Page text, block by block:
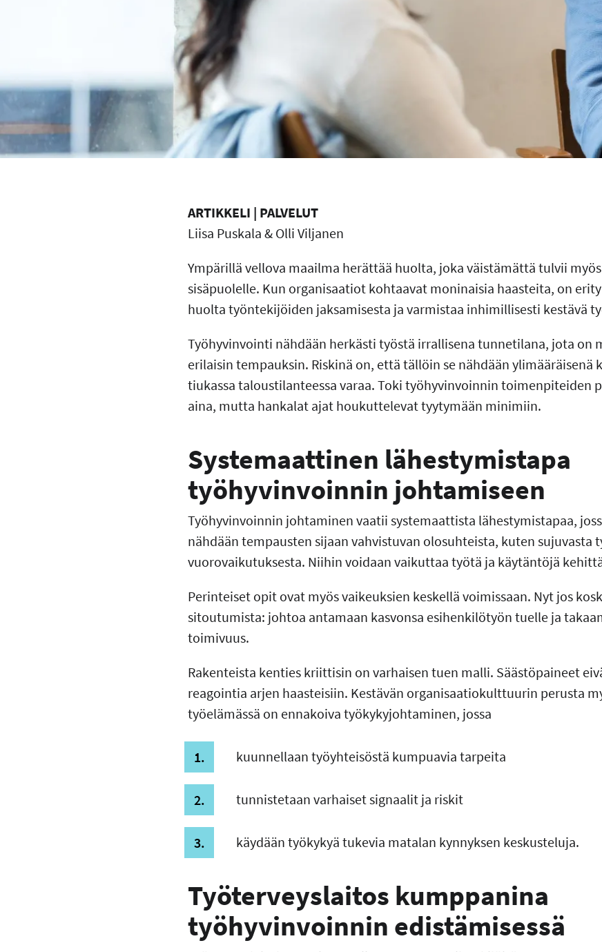
ARTIKKELI | PALVELUT
Liisa Puskala & Olli Viljanen
Ympärillä vellova maailma herättää huolta, joka väistämättä tulvii
sisäpuolelle. Kun organisaatiot kohtaavat moninaisia haasteita, on
huolta työntekijöiden jaksamisesta ja varmistaa inhimillisesti kestävä
Työhyvinvointi nähdään herkästi työstä irrallisena tunnetilana, jota on
erilaisin tempauksin. Riskinä on, että tällöin se nähdään ylimääräisenä
tiukassa taloustilanteessa varaa. Toki työhyvinvoinnin toimenpiteiden
aina, mutta hankalat ajat houkuttelevat tyytymään minimiin.
Systemaattinen lähestymistapa
työhyvinvoinnin johtamiseen
Työhyvinvoinnin johtaminen vaatii systemaattista lähestymistapaa,
nähdään tempausten sijaan vahvistuvan olosuhteista, kuten sujuvasta
vuorovaikutuksesta. Niihin voidaan vaikuttaa työtä ja käytäntöjä
Perinteiset opit ovat myös vaikeuksien keskellä voimissaan. Nyt jos
sitoutumista: johtoa antamaan kasvonsa esihenkilötyön tuelle ja
toimivuus.
Rakenteista kenties kriittisin on varhaisen tuen malli. Säästöpaineet
reagointia arjen haasteisiin. Kestävän organisaatiokulttuurin perusta
työelämässä on ennakoiva työkykyjohtaminen, jossa
kuunnellaan työyhteisöstä kumpuavia tarpeita
tunnistetaan varhaiset signaalit ja riskit
käydään työkykyä tukevia matalan kynnyksen keskusteluja.
Työterveyslaitos kumppanina
työhyvinvoinnin edistämisessä